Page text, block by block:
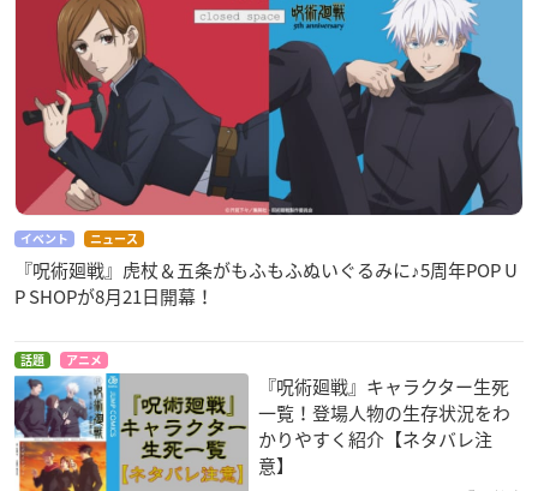
イベント ニュース
『呪術廻戦』虎杖＆五条がもふもふぬいぐるみに♪5周年POP U
P SHOPが8月21日開幕！
話題 アニメ
『呪術廻戦』キャラクター生死
一覧！登場人物の生存状況をわ
かりやすく紹介【ネタバレ注
意】